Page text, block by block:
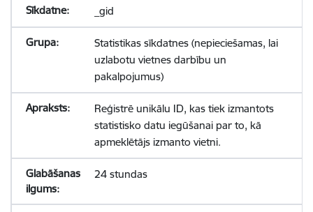
_gid
Statistikas sīkdatnes (nepieciešamas, lai
uzlabotu vietnes darbību un
pakalpojumus)
Reģistrē unikālu ID, kas tiek izmantots
statistisko datu iegūšanai par to, kā
apmeklētājs izmanto vietni.
24 stundas